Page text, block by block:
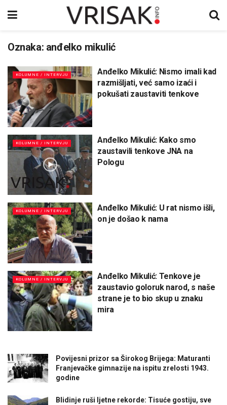
Oznaka: anđelko mikulić
KOLUMNE / INTERVJU
Anđelko Mikulić: Nismo imali kad
razmišljati, već samo izaći i
pokušati zaustaviti tenkove
KOLUMNE / INTERVJU
Anđelko Mikulić: Kako smo
zaustavili tenkove JNA na
Pologu
KOLUMNE / INTERVJU
Anđelko Mikulić: U rat nismo išli,
on je došao k nama
KOLUMNE / INTERVJU
Anđelko Mikulić: Tenkove je
zaustavio goloruk narod, s naše
strane je to bio skup u znaku
mira
Povijesni prizor sa Širokog Brijega: Maturanti
Franjevačke gimnazije na ispitu zrelosti 1943.
godine
Blidinje ruši ljetne rekorde: Tisuće gostiju, sve